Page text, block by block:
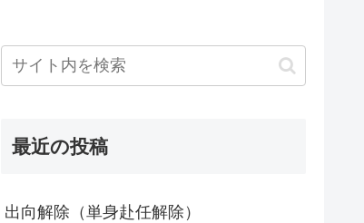
最近の投稿
出向解除（単身赴任解除）